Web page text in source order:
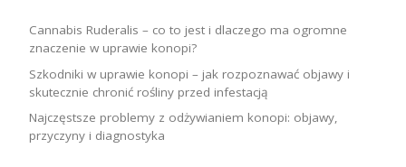
Cannabis Ruderalis – co to jest i dlaczego ma ogromne
znaczenie w uprawie konopi?
Szkodniki w uprawie konopi – jak rozpoznawać objawy i
skutecznie chronić rośliny przed infestacją
Najczęstsze problemy z odżywianiem konopi: objawy,
przyczyny i diagnostyka